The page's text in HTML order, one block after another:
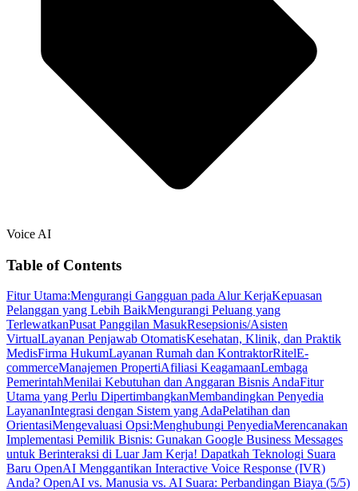
Voice AI
Table of Contents
Fitur Utama:Mengurangi Gangguan pada Alur KerjaKepuasan
Pelanggan yang Lebih BaikMengurangi Peluang yang
TerlewatkanPusat Panggilan MasukResepsionis/Asisten
VirtualLayanan Penjawab OtomatisKesehatan, Klinik, dan Praktik
MedisFirma HukumLayanan Rumah dan KontraktorRitelE-
commerceManajemen PropertiAfiliasi KeagamaanLembaga
PemerintahMenilai Kebutuhan dan Anggaran Bisnis AndaFitur
Utama yang Perlu DipertimbangkanMembandingkan Penyedia
LayananIntegrasi dengan Sistem yang AdaPelatihan dan
OrientasiMengevaluasi Opsi:Menghubungi PenyediaMerencanakan
Implementasi Pemilik Bisnis: Gunakan Google Business Messages
untuk Berinteraksi di Luar Jam Kerja! Dapatkah Teknologi Suara
Baru OpenAI Menggantikan Interactive Voice Response (IVR)
Anda? OpenAI vs. Manusia vs. AI Suara: Perbandingan Biaya (5/5)